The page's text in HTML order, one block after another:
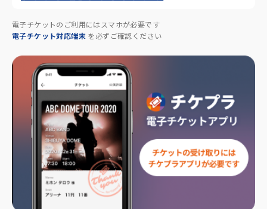
電子チケットのご利用にはスマホが必要です
電子チケット対応端末 を必ずご確認ください